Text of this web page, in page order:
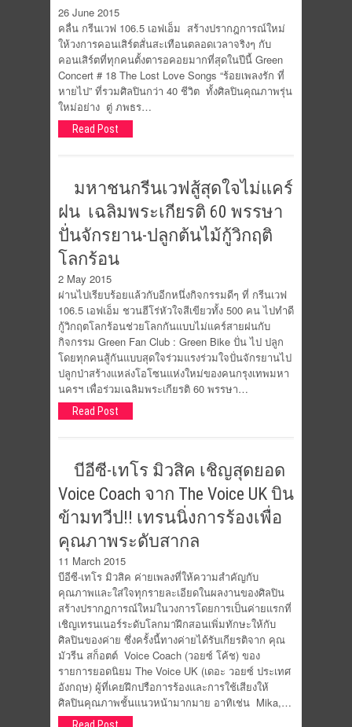
26 June 2015
คลื่น กรีนเวฟ 106.5 เอฟเอ็ม สร้างปรากฎการณ์ใหม่
ให้วงการคอนเสิร์ตสั่นสะเทือนตลอดเวลาจริงๆ กับ
คอนเสิร์ตที่ทุกคนตั้งตารอคอยมากที่สุดในปีนี้ Green
Concert # 18 The Lost Love Songs “ร้อยเพลงรัก ที่
หายไป” ที่รวมศิลปินกว่า 40 ชีวิต ทั้งศิลปินคุณภาพรุ่น
ใหม่อย่าง ตู่ ภพธร…
Read Post
มหาชนกรีนเวฟสู้สุดใจไม่แคร์
ฝน เฉลิมพระเกียรติ 60 พรรษา
ปั่นจักรยาน-ปลูกต้นไม้กู้วิกฤติ
โลกร้อน
2 May 2015
ผ่านไปเรียบร้อยแล้วกับอีกหนึ่งกิจกรรมดีๆ ที่ กรีนเวฟ
106.5 เอฟเอ็ม ชวนฮีโร่หัวใจสีเขียวทั้ง 500 คน ไปทำดี
กู้วิกฤตโลกร้อนช่วยโลกกันแบบไม่แคร์สายฝนกับ
กิจกรรม Green Fan Club : Green Bike ปั่น ไป ปลูก
โดยทุกคนสู้กันแบบสุดใจร่วมแรงร่วมใจปั่นจักรยานไป
ปลูกป่าสร้างแหล่งโอโซนแห่งใหม่ของคนกรุงเทพมหา
นครฯ เพื่อร่วมเฉลิมพระเกียรติ 60 พรรษา…
Read Post
บีอีซี-เทโร มิวสิค เชิญสุดยอด
Voice Coach จาก The Voice UK บิน
ข้ามทวีป!! เทรนนิ่งการร้องเพื่อ
คุณภาพระดับสากล
11 March 2015
บีอีซี-เทโร มิวสิค ค่ายเพลงที่ให้ความสำคัญกับ
คุณภาพและใส่ใจทุกรายละเอียดในผลงานของศิลปิน
สร้างปรากฏการณ์ใหม่ในวงการโดยการเป็นค่ายแรกที่
เชิญเทรนเนอร์ระดับโลกมาฝึกสอนเพิ่มทักษะให้กับ
ศิลปินของค่าย ซึ่งครั้งนี้ทางค่ายได้รับเกียรติจาก คุณ
มัวรีน สก็อตต์ Voice Coach (วอยซ์ โค้ช) ของ
รายการยอดนิยม The Voice UK (เดอะ วอยซ์ ประเทศ
อังกฤษ) ผู้ที่เคยฝึกปรือการร้องและการใช้เสียงให้
ศิลปินคุณภาพชั้นแนวหน้ามากมาย อาทิเช่น Mika,…